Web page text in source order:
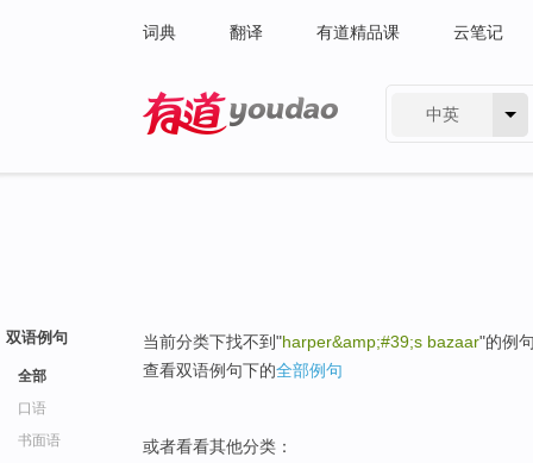
词典 翻译 有道精品课 云笔记
中英
双语例句
全部
口语
书面语
当前分类下找不到"harper&amp;#39;s bazaar"的例
查看双语例句下的全部例句
或者看看其他分类：